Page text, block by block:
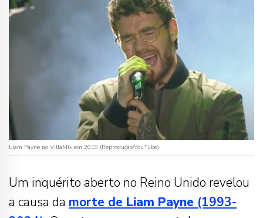
Liam Payne no VillaMix em 2019 (Reprodução/YouTube)
Um inquérito aberto no Reino Unido revelou
a causa da morte de Liam Payne (1993-